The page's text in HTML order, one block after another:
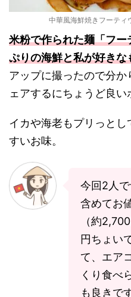
中華風海鮮焼きフーティ
米粉で作られた麺「フ
ぷりの海鮮と私が好き
アップに撮ったので分
ェアするにちょうど良い
イカや海老もプリっと
すいお味。
今回2人
含めてお
（約
円ちょい
て、エア
くり食べ
も良きで